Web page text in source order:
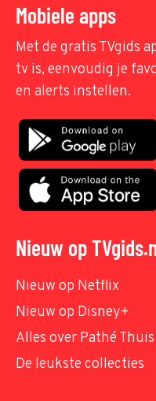
Mobiele apps
Met de gratis TVgids
tv is, eenvoudig je
en alerts instellen.
Nieuw op
Nieuw op Netflix
Nieuw op Disney+
Alles over Pathé Thuis
De leukste collecties